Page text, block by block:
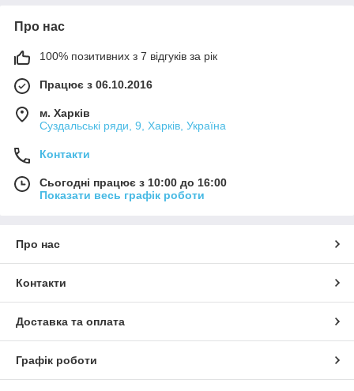
Про нас
100% позитивних з 7 відгуків за рік
Працює з 06.10.2016
м. Харків
Суздальські ряди, 9, Харків, Україна
Контакти
Сьогодні працює з 10:00 до 16:00
Показати весь графік роботи
Про нас
Контакти
Доставка та оплата
Графік роботи